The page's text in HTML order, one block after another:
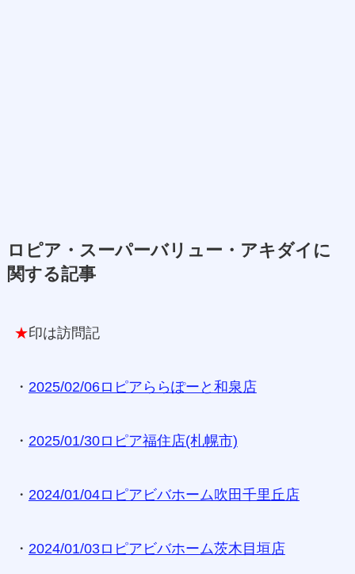
ロピア・スーパーバリュー・アキダイに
関する記事
★印は訪問記
・ 2025/02/06ロピアららぽーと和泉店
・ 2025/01/30ロピア福住店(札幌市)
・ 2024/01/04ロピアビバホーム吹田千里丘店
・ 2024/01/03ロピアビバホーム茨木目垣店